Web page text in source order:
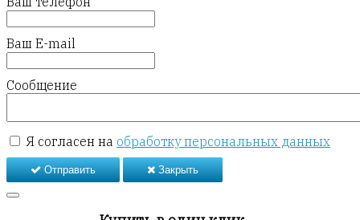
Ваш E-mail
Сообщение
Я согласен на обработку персональных данных
Отправить Закрыть